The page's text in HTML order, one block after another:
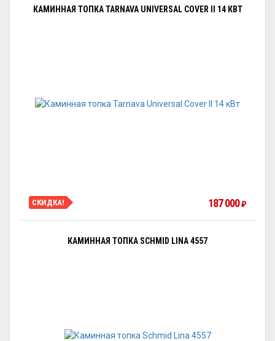
КАМИННАЯ ТОПКА TARNAVA UNIVERSAL COVER II 14 КВТ
СКИДКА! 187 000₽
КАМИННАЯ ТОПКА SCHMID LINA 4557